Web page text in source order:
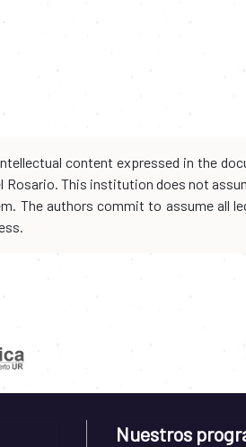
content expressed in the
Rosario. This institution does not
The authors commit to assume all
Nuestros